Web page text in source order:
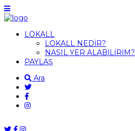
LOKALL
LOKALL NEDİR?
NASIL YER ALABİLİRİM?
PAYLAŞ
Ara